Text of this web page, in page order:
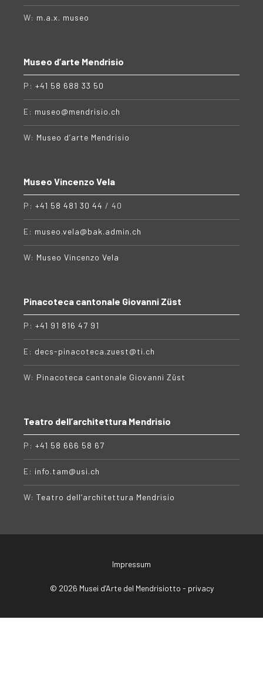
W: m.a.x. museo
Museo d’arte Mendrisio
P: +41 58 688 33 50
E: museo@mendrisio.ch
W: Museo d’arte Mendrisio
Museo Vincenzo Vela
P: +41 58 481 30 44 / 40
E: museo.vela@bak.admin.ch
W: Museo Vincenzo Vela
Pinacoteca cantonale Giovanni Züst
P: +41 91 816 47 91
E: decs-pinacoteca.zuest@ti.ch
W: Pinacoteca cantonale Giovanni Züst
Teatro dell’architettura Mendrisio
P: +41 58 666 58 67
E: info.tam@usi.ch
W: Teatro dell’architettura Mendrisio
Impressum
© 2026 Musei d’Arte del Mendrisiotto - privacy